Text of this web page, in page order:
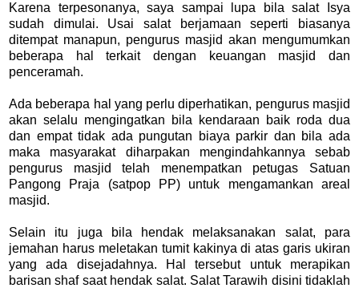
Karena terpesonanya, saya sampai lupa bila salat Isya
sudah dimulai. Usai salat berjamaan seperti biasanya
ditempat manapun, pengurus masjid akan mengumumkan
beberapa hal terkait dengan keuangan masjid dan
penceramah.
Ada beberapa hal yang perlu diperhatikan, pengurus masjid
akan selalu mengingatkan bila kendaraan baik roda dua
dan empat tidak ada pungutan biaya parkir dan bila ada
maka masyarakat diharpakan mengindahkannya sebab
pengurus masjid telah menempatkan petugas Satuan
Pangong Praja (satpop PP) untuk mengamankan areal
masjid.
Selain itu juga bila hendak melaksanakan salat, para
jemahan harus meletakan tumit kakinya di atas garis ukiran
yang ada disejadahnya. Hal tersebut untuk merapikan
barisan shaf saat hendak salat. Salat Tarawih disini tidaklah